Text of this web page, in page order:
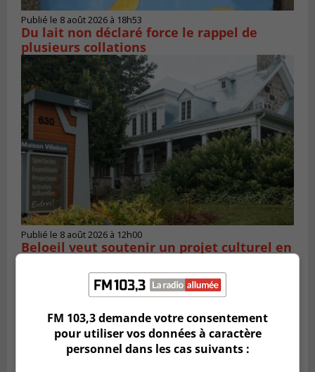
Publié le 8 août 2026 à 18h53
Du lait non déclaré force le rappel de
plusieurs collations
Publié le 8 août 2026 à 12h00
Beloeil veut soutenir un projet culturel en
FM 103,3 demande votre consentement
pour utiliser vos données à caractère
personnel dans les cas suivants :